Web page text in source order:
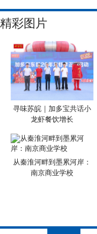
精彩图片
寻味苏皖｜加多宝共话小
龙虾餐饮增长
从秦淮河畔到墨累河岸：
南京商业学校